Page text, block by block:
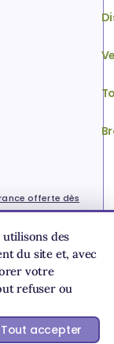
offerte dès
& paiement
Plan de site
des
du site et, avec
votre
refuser ou
Tout accepter